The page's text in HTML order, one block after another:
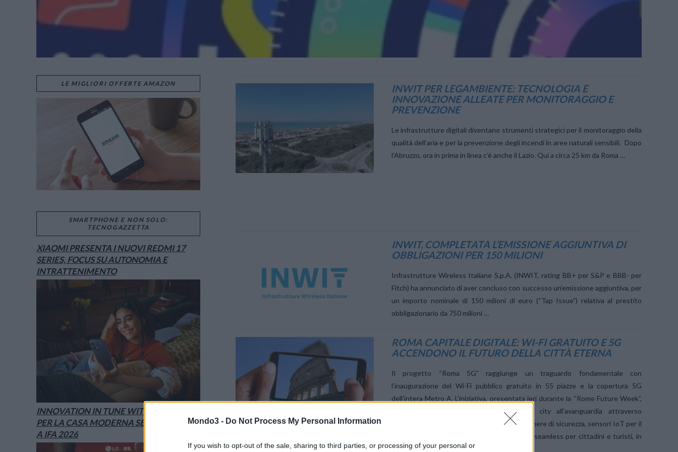
Mondo3 - Do Not Process My Personal Information
If you wish to opt-out of the sale, sharing to third parties, or processing of your personal or
INWIT PER LEGAMBIENTE: TECNOLOGIA E
INNOVAZIONE ALLEATE PER MONITORAGGIO E
PREVENZIONE
Le infrastrutture digitali diventano strumenti strategici per il monitoraggio della
qualità dell’aria e per la prevenzione degli incendi in aree naturali sensibili. Dopo
l’Abruzzo, ora in prima in linea c’è anche il Lazio. Qui a circa 25 km da Roma …
INWIT, COMPLETATA L’EMISSIONE AGGIUNTIVA DI
OBBLIGAZIONI PER 150 MILIONI
Infrastrutture Wireless Italiane S.p.A. (INWIT, rating BB+ per S&P e BBB- per
Fitch) ha annunciato di aver concluso con successo un’emissione aggiuntiva, per
un importo nominale di 150 milioni di euro (“Tap Issue”) relativa al prestito
obbligazionario da 750 milioni …
ROMA CAPITALE DIGITALE: WI-FI GRATUITO E 5G
ACCENDONO IL FUTURO DELLA CITTÀ ETERNA
Il progetto “Roma 5G” raggiunge un traguardo fondamentale con
l’inaugurazione del Wi-Fi pubblico gratuito in 55 piazze e la copertura 5G
dell’intera Metro A. L’iniziativa, presentata ieri durante la “Rome Future Week”,
mira a trasformare Roma in una smart city all’avanguardia attraverso
un’infrastruttura capillare che include telecamere di sicurezza, sensori IoT per il
monitoraggio ambientale e una connettività seamless per cittadini e turisti, in
vista delle sfide future e del Giubileo.
LE MIGLIORI OFFERTE AMAZON
SMARTPHONE E NON SOLO:
TECNOGAZZETTA
XIAOMI PRESENTA I NUOVI REDMI 17
SERIES, FOCUS SU AUTONOMIA E
INTRATTENIMENTO
INNOVATION IN TUNE WITH YOU: L’AI
PER LA CASA MODERNA SECONDO LG È
A IFA 2026